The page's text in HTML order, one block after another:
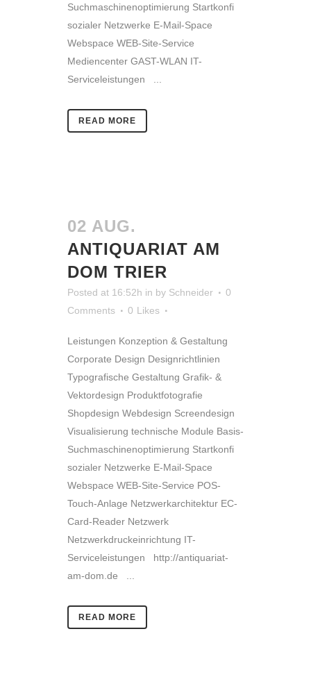
Suchmaschinenoptimierung Startkonfi
sozialer Netzwerke E-Mail-Space
Webspace WEB-Site-Service
Mediencenter GAST-WLAN IT-
Serviceleistungen ...
READ MORE
02 AUG.
ANTIQUARIAT AM
DOM TRIER
Posted at 16:52h in by Schneider
0
Comments
0 Likes
Leistungen Konzeption & Gestaltung
Corporate Design Designrichtlinien
Typografische Gestaltung Grafik- &
Vektordesign Produktfotografie
Shopdesign Webdesign Screendesign
Visualisierung technische Module Basis-
Suchmaschinenoptimierung Startkonfi
sozialer Netzwerke E-Mail-Space
Webspace WEB-Site-Service POS-
Touch-Anlage Netzwerkarchitektur EC-
Card-Reader Netzwerk
Netzwerkdruckeinrichtung IT-
Serviceleistungen http://antiquariat-
am-dom.de ...
READ MORE